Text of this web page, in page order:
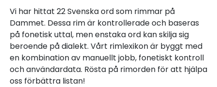
Vi har hittat 22 Svenska ord som rimmar på
Dammet. Dessa rim är kontrollerade och baseras
på fonetisk uttal, men enstaka ord kan skilja sig
beroende på dialekt. Vårt rimlexikon är byggt med
en kombination av manuellt jobb, fonetiskt kontroll
och användardata. Rösta på rimorden för att hjälpa
oss förbättra listan!